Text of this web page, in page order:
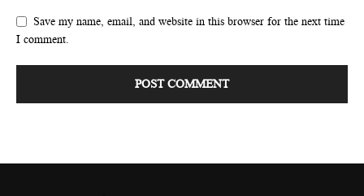
Save my name, email, and website in this browser for the next time
I comment.